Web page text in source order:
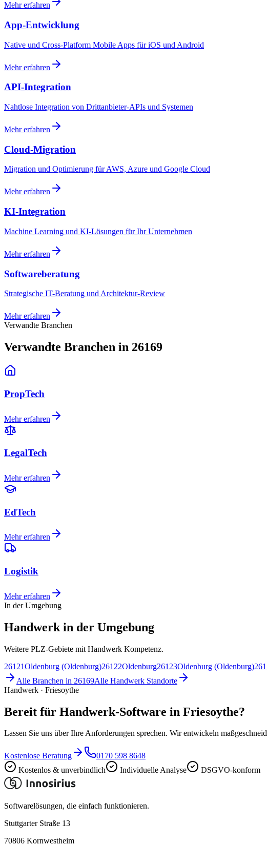
Mehr erfahren
App-Entwicklung
Native und Cross-Platform Mobile Apps für iOS und Android
Mehr erfahren
API-Integration
Nahtlose Integration von Drittanbieter-APIs und Systemen
Mehr erfahren
Cloud-Migration
Migration und Optimierung für AWS, Azure und Google Cloud
Mehr erfahren
KI-Integration
Machine Learning und KI-Lösungen für Ihr Unternehmen
Mehr erfahren
Softwareberatung
Strategische IT-Beratung und Architektur-Review
Mehr erfahren
Verwandte Branchen
Verwandte Branchen in 26169
PropTech
Mehr erfahren
LegalTech
Mehr erfahren
EdTech
Mehr erfahren
Logistik
Mehr erfahren
In der Umgebung
Handwerk in der Umgebung
Weitere PLZ-Gebiete mit Handwerk Kompetenz.
26121Oldenburg (Oldenburg)26122Oldenburg26123Oldenburg (Oldenburg)
Alle Branchen in 26169Alle Handwerk Standorte
Handwerk · Friesoythe
Bereit für Handwerk-Software in Friesoythe?
Lassen Sie uns über Ihre Anforderungen sprechen. Wir entwickeln
Kostenlose Beratung
0170 598 8648
Kostenlos & unverbindlich
Individuelle Analyse DSGVO-konform
Softwarelösungen, die einfach funktionieren.
Stuttgarter Straße 13
70806 Kornwestheim